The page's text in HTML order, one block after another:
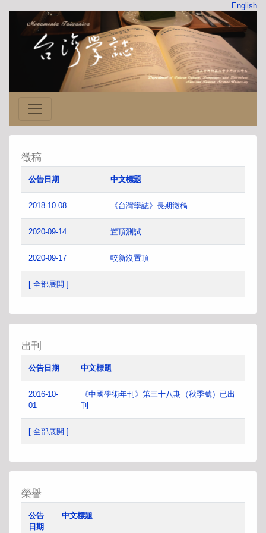
English
徵稿
公告日期 中文標題
2018-10-08 《台灣學誌》長期徵稿
2020-09-14 置頂測試
2020-09-17 較新沒置頂
[ 全部展開 ]
出刊
公告日期 中文標題
2016-10-
01
《中國學術年刊》第三十八期（秋季號）已出
刊
[ 全部展開 ]
榮譽
公告
日期
中文標題